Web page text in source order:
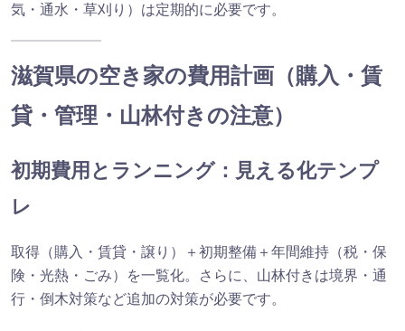
気・通水・草刈り）は定期的に必要です。
滋賀県の空き家の費用計画（購入・賃
貸・管理・山林付きの注意）
初期費用とランニング：見える化テンプ
レ
取得（購入・賃貸・譲り）＋初期整備＋年間維持（税・保
険・光熱・ごみ）を一覧化。さらに、山林付きは境界・通
行・倒木対策など追加の対策が必要です。